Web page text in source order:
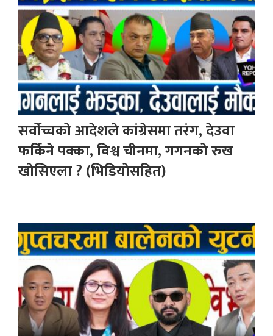
सर्वोच्चको आदेशले कांग्रेसमा तरंग, देउवा
फर्किने पक्का, विश्व चीनमा, गगनको रुख
खोसिएला ? (भिडियोसहित)